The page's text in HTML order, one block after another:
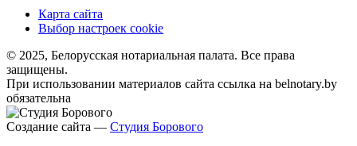
Карта сайта
Выбор настроек cookie
© 2025, Белорусская нотариальная палата. Все права
защищены.
При использовании материалов сайта ссылка на belnotary.by
обязательна
Создание сайта — Студия Борового